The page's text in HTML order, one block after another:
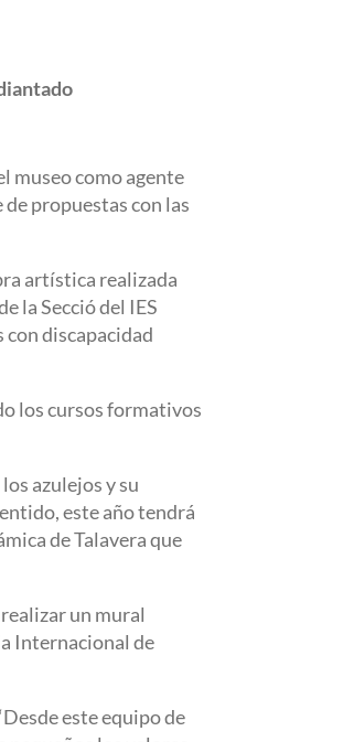
museo como agente
propuestas con las
artística realizada
la Secció del IES
con discapacidad
los cursos formativos
azulejos y su
este año tendrá
de Talavera que
un mural
Internacional de
este equipo de